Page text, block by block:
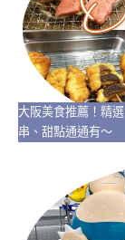
大阪美食推薦！精
串、甜點通通有～